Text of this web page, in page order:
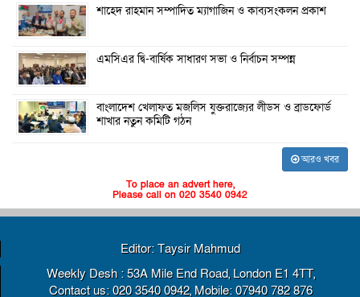
শাহেদ রাহমান সম্পাদিত ম্যাগাজিন ও কাব্যসংকলন প্রকাশ
এমসিএর দ্বি-বার্ষিক সাধারণ সভা ও নির্বাচন সম্পন্ন
বাংলাদেশ খেলাফত মজলিস যুক্তরাজ্যের লীডস ও ব্রাডফোর্ড
শাখার নতুন কমিটি গঠন
আরও খবর
To place an advert here,
Please call on 020 3540 0942
Editor: Taysir Mahmud
Weekly Desh : 53A Mile End Road, London E1 4TT,
Contact us: 020 3540 0942, Mobile: 07940 782 876